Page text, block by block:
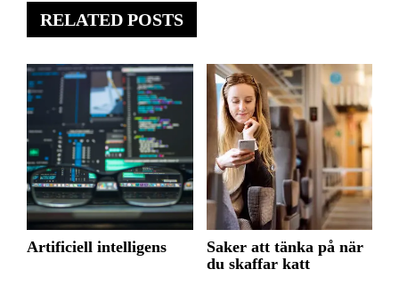
RELATED POSTS
Artificiell intelligens
Saker att tänka på när
du skaffar katt